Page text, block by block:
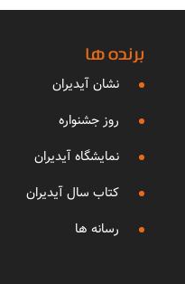
برنده ها
نشان آیدیران
روز جشنواره
نمایشگاه آیدیران
کتاب سال آیدیران
رسانه ها